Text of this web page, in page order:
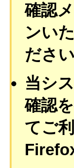
確認
ンい
ださい
当シ
確認
てご